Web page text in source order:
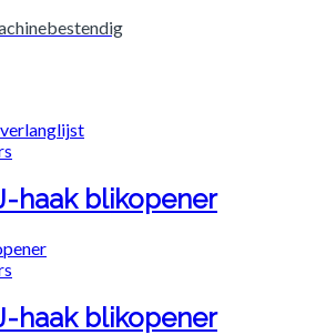
haak blikopener
haak blikopener